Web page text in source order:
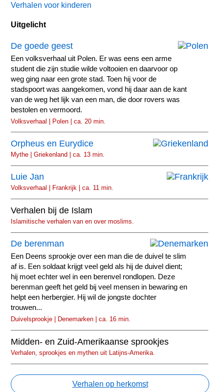
Verhalen voor kinderen
Uitgelicht
De goede geest
Een volksverhaal uit Polen. Er was eens een arme
student die zijn studie wilde voltooien en daarvoor op
weg ging naar een grote stad. Toen hij voor de
stadspoort was aangekomen, vond hij daar aan de kant
van de weg het lijk van een man, die door rovers was
bestolen en vermoord.
Volksverhaal | Polen | ca. 20 min.
Orpheus en Eurydice
Mythe | Griekenland | ca. 13 min.
Luie Jan
Volksverhaal | Frankrijk | ca. 11 min.
Verhalen bij de Islam
Islamitische verhalen van en over moslims.
De berenman
Een Deens sprookje over een man die de duivel te slim
af is. Een soldaat krijgt veel geld als hij de duivel dient;
hij moet echter wel in een berenvel rondlopen. Deze
berenman geeft het geld bij veel mensen in bewaring en
helpt een herbergier. Hij wil de jongste dochter
trouwen...
Duivelsprookje | Denemarken | ca. 16 min.
Midden- en Zuid-Amerikaanse sprookjes
Verhalen, sprookjes en mythen uit Latijns-Amerika.
Verhalen op herkomst